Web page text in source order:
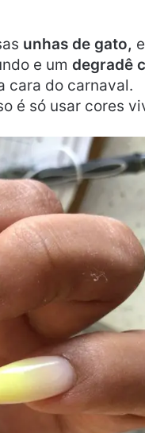
unhas de gato,
e um degradê
cara do carnaval.
é só usar cores